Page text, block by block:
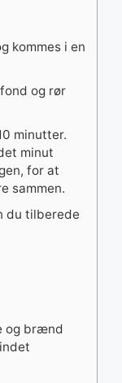
kommes i en
og rør
minutter.
minut
for at
sammen.
du tilberede
og brænd